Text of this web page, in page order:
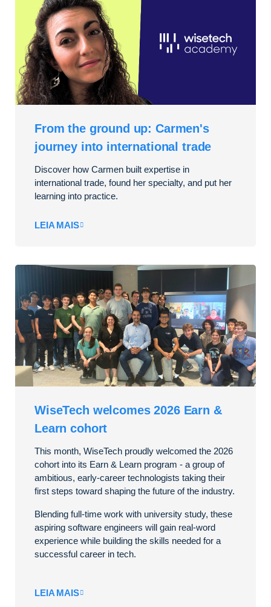
From the ground up: Carmen's
journey into international trade
Discover how Carmen built expertise in
international trade, found her specialty, and put her
learning into practice.
LEIA MAIS
WiseTech welcomes 2026 Earn &
Learn cohort
This month, WiseTech proudly welcomed the 2026
cohort into its Earn & Learn program - a group of
ambitious, early-career technologists taking their
first steps toward shaping the future of the industry.
Blending full-time work with university study, these
aspiring software engineers will gain real-word
experience while building the skills needed for a
successful career in tech.
LEIA MAIS